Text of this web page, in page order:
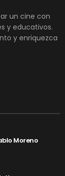
un cine con
y educativos.
y enriquezca
Moreno